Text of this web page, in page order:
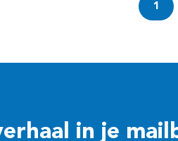
1
in je